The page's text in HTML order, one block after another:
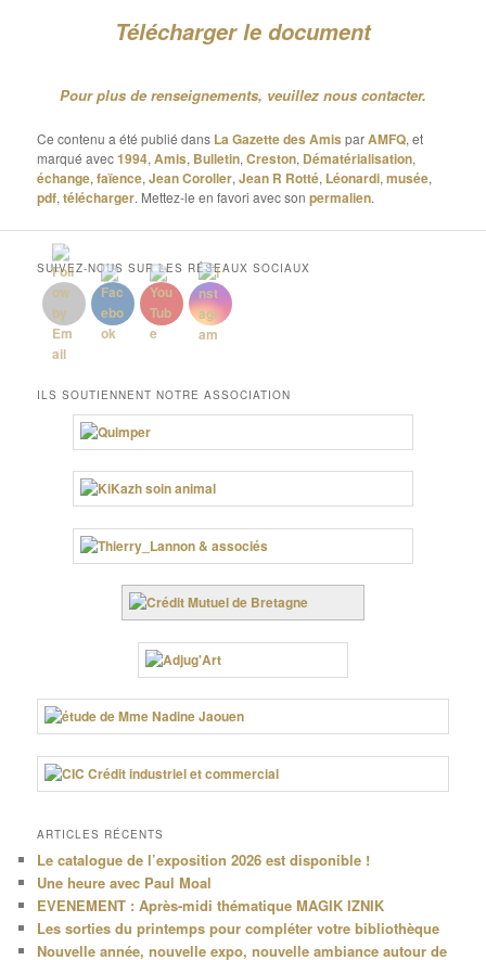
Télécharger le document
Pour plus de renseignements, veuillez nous contacter.
Ce contenu a été publié dans La Gazette des Amis parAMFQ, et
marqué avec1994,Amis, Bulletin,Creston, Dématérialisation,
échange,faïence,Jean Coroller,Jean R Rotté, Léonardi,musée,
pdf,télécharger. Mettez-le en favori avec sonpermalien.
SUIVEZ-NOUS SUR LES RÉSEAUX SOCIAUX
ILS SOUTIENNENT NOTRE ASSOCIATION
ARTICLES RÉCENTS
Le catalogue de l’exposition 2026 est disponible !
Une heure avec Paul Moal
EVENEMENT : Après-midi thématique MAGIK IZNIK
Les sorties du printemps pour compléter votre bibliothèque
Nouvelle année, nouvelle expo, nouvelle ambiance autour de